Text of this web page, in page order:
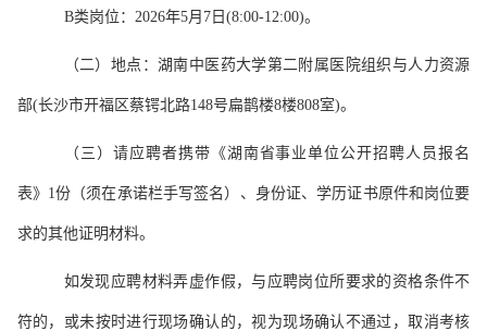
B类岗位：2026年5月7日(8:00-12:00)。
（二）地点： 湖南中医药大学第二附属医院组织与人力资源
部(长沙市开福区蔡锷北路148号扁鹊楼8楼808室)。
（三）请应聘者携带 《湖南省事业单位公开招聘人员报名
表》1份 （须在承诺栏手写签名）、身份证、学历证书原件和岗位要
求的其他证明材料。
如发现应聘材料弄虚作假，与应聘岗位所要求的资格条件不
符的，或未按时进行现场确认的，视为现场确认不通过，取消考核